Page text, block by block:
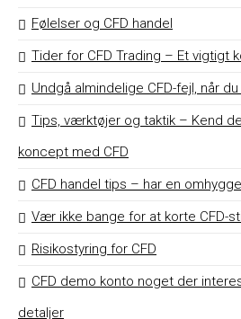
Følelser og CFD handel
Tider for CFD Trading – Et vigtigt
Undgå almindelige CFD-fejl, når
Tips, værktøjer og taktik – Kend
koncept med CFD
CFD handel tips – har en
Vær ikke bange for at korte CFD-
Risikostyring for CFD
CFD demo konto noget der
detaljer